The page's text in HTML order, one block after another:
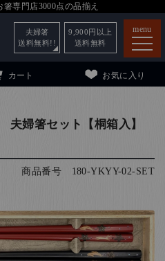
専門店3000点の品揃え
menu
カート お気に入り
夫婦箸
送料無料!!
9,900 円以上
送料無料
婦箸セット【桐箱入】
商品番号 180-YKYY-02-SET